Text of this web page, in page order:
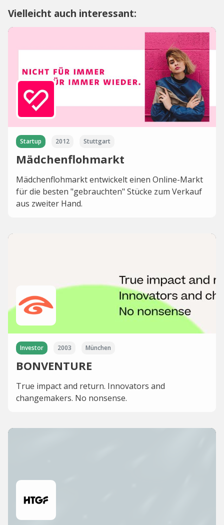
Vielleicht auch interessant:
Startup 2012 Stuttgart
Mädchenflohmarkt
Mädchenflohmarkt entwickelt einen Online-Markt
für die besten "gebrauchten" Stücke zum Verkauf
aus zweiter Hand.
Investor 2003 München
BONVENTURE
True impact and return. Innovators and
changemakers. No nonsense.